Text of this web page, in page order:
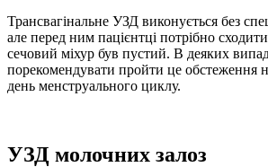
Трансвагінальне УЗД виконується без
але перед ним пацієнтці потрібно
сечовий міхур був пустий. В деяких
порекомендувати пройти це обстеження
день менструального циклу.
УЗД молочних залоз